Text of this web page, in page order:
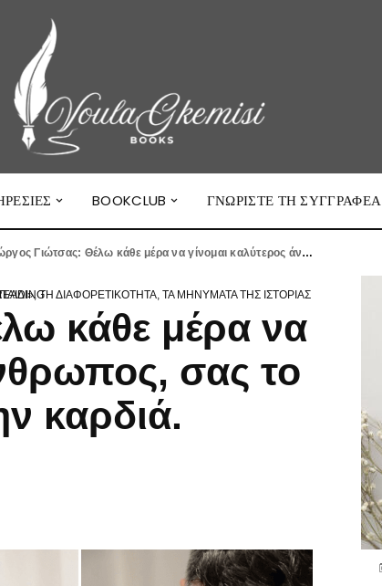
BOOKCLUB ΓΝΩΡΙΣΤΕ ΤΗ ΣΥΓΓΡΑΦΕΑ
Γιώτσας: Θέλω κάθε μέρα να γίνομαι καλύτερος άνθρωπος, σας το γράφω με το χέρι στην καρδιά.
READING
κάθε μέρα να
σας το
καρδιά.